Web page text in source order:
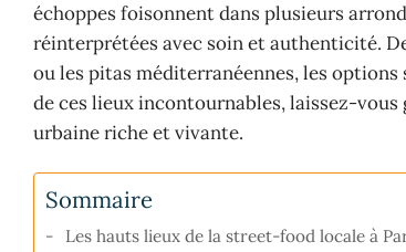
échoppes foisonnent dans plusieurs
réinterprétées avec soin et authenticité.
ou les pitas méditerranéennes, les
de ces lieux incontournables, laissez-
urbaine riche et vivante.
Sommaire
Les hauts lieux de la street-food locale à